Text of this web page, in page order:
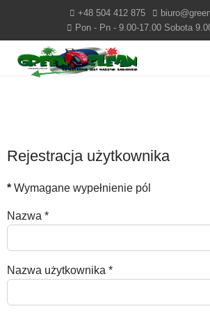
+48 504 412 875
Pon - Pn - 9.00-17.00 Sobota
Rejestracja użytkownika
* Wymagane wypełnienie pól
Nazwa *
Nazwa użytkownika *